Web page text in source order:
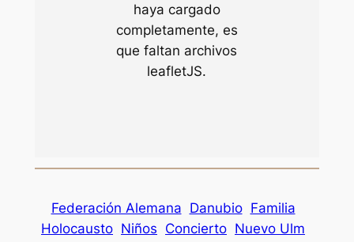
haya cargado
completamente, es
que faltan archivos
leafletJS.
Federación Alemana Danubio Familia
Holocausto Niños Concierto Nuevo Ulm